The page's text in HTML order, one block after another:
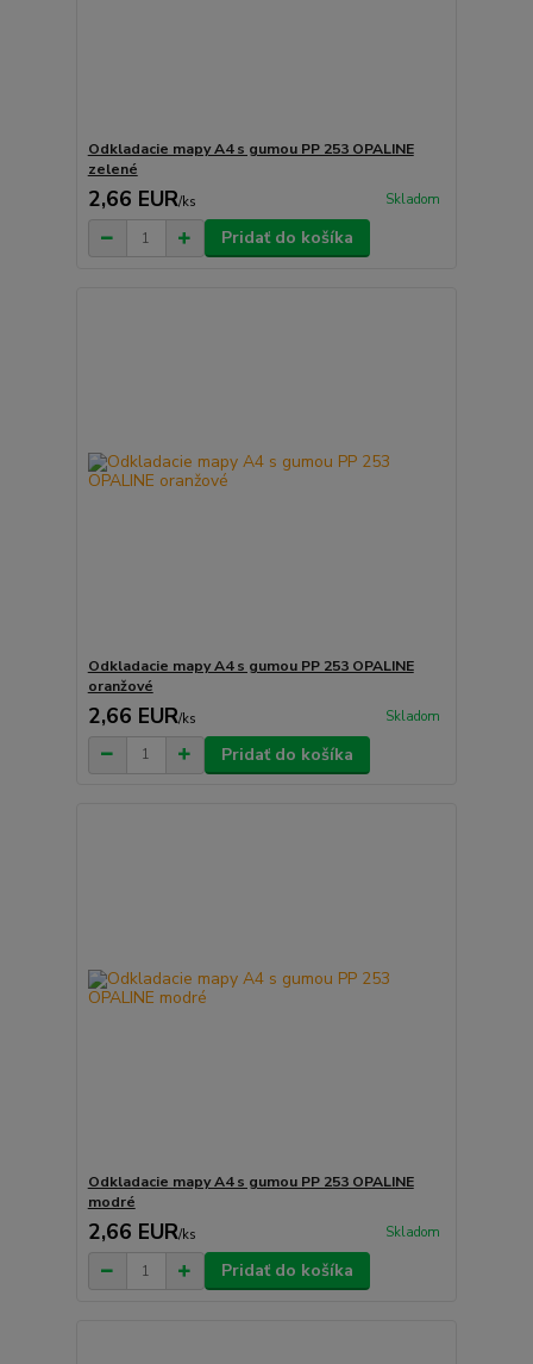
Odkladacie mapy A4 s gumou PP 253 OPALINE
zelené
2,66 EUR/ks Skladom
Pridať do košíka
Odkladacie mapy A4 s gumou PP 253 OPALINE
oranžové
2,66 EUR/ks Skladom
Pridať do košíka
Odkladacie mapy A4 s gumou PP 253 OPALINE
modré
2,66 EUR/ks Skladom
Pridať do košíka